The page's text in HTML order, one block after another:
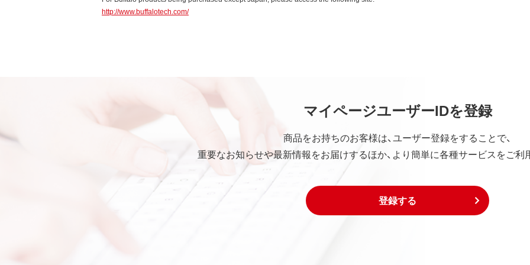
第5条 損害賠償
弊社は、データの消失、業務の中断、逸失利益、精神的損害等を含め、本ソフトウェアの使用ま
的、特別、偶発的、結果的、その他いかなる損害にも、一切の責任を負いません。
いかなる場合においても、弊社の責任の上限は、お客様が購入商品の対価として支払った金額
本契約の締結により、お客様は下記事項に同意するものとします。
本ソフトウェアが外国為替及び外国貿易法および米国輸出管理関連法規等に基づく輸出規制
識の上、本ソフトウェアを輸出または再輸出する場合は、上記の輸出管理関連法規を遵守し、
http://www.buffalotech.com/
マイページユーザーIDを登録
商品をお持ちのお客様は、ユーザー登録をすることで、
重要なお知らせや最新情報をお届けするほか、より簡単に各種サービスをご利
登録する